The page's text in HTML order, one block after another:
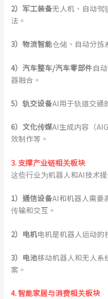
2）军工装备无人机、自动驾
法。
3）物流智能仓储、自动分拣
4）汽车整车/汽车零部件自
器融合。
5）轨交设备AI用于轨道交通
6）文化传媒AI生成内容（
效制作等。
3. 支撑产业链相关板块
这些行业为机器人和AI技术
1）通信设备AI和机器人需要
传输和交互。
2） 电机电机是机器人运动的
3） 电池移动机器人和无人系
案。
4. 智能家居与消费相关板块